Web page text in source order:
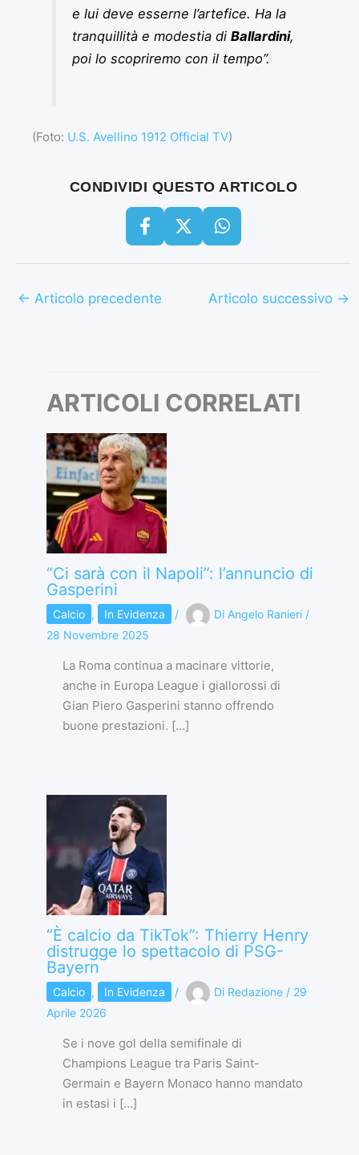
e lui deve esserne l’artefice. Ha la
tranquillità e modestia di Ballardini,
poi lo scopriremo con il tempo”.
(Foto: U.S. Avellino 1912 Official TV)
CONDIVIDI QUESTO ARTICOLO
← Articolo precedente Articolo successivo →
ARTICOLI CORRELATI
“Ci sarà con il Napoli”: l’annuncio di
Gasperini
Calcio , In Evidenza / Di Angelo Ranieri /
28 Novembre 2025
La Roma continua a macinare vittorie,
anche in Europa League i giallorossi di
Gian Piero Gasperini stanno offrendo
buone prestazioni. […]
“È calcio da TikTok”: Thierry Henry
distrugge lo spettacolo di PSG-
Bayern
Calcio , In Evidenza / Di Redazione / 29
Aprile 2026
Se i nove gol della semifinale di
Champions League tra Paris Saint-
Germain e Bayern Monaco hanno mandato
in estasi i […]